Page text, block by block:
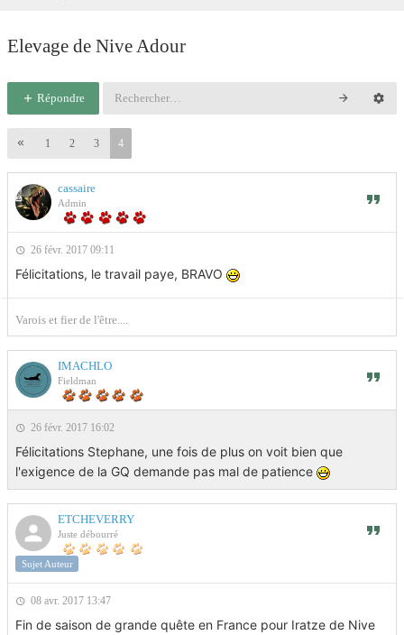
Elevage de Nive Adour
Répondre
1 2 3 4
cassaire
Admin
26 févr. 2017 09:11
Félicitations, le travail paye, BRAVO
Varois et fier de l'être....
IMACHLO
Fieldman
26 févr. 2017 16:02
Félicitations Stephane, une fois de plus on voit bien que
l'exigence de la GQ demande pas mal de patience
ETCHEVERRY
Juste débourré
Sujet Auteur
08 avr. 2017 13:47
Fin de saison de grande quête en France pour Iratze de Nive